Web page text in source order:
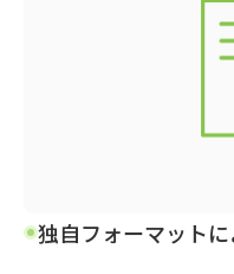
独自フォーマット